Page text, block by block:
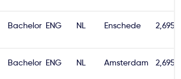
Bachelor ENG NL Enschede 2,695€
Bachelor ENG NL Amsterdam 2,695€